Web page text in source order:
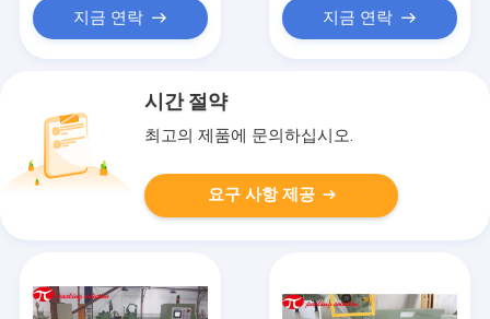
지금 연락 지금 연락
시간 절약
최고의 제품에 문의하십시오.
요구 사항 제공